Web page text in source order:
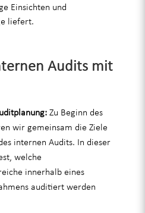
Einsichten und
liefert.
Audits mit
Zu Beginn des
wir gemeinsam die Ziele
internen Audits. In dieser
welche
innerhalb eines
auditiert werden